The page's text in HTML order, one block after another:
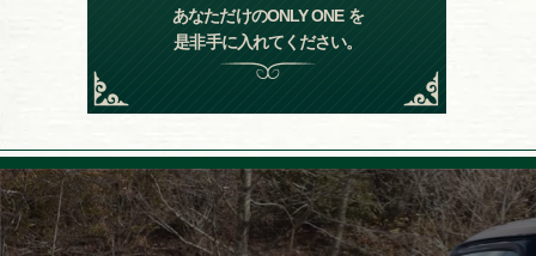
あなただけのONLY ONE を
是非手に入れてください。